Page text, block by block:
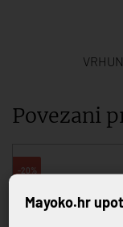
Povezani
-20%
Mayoko.hr